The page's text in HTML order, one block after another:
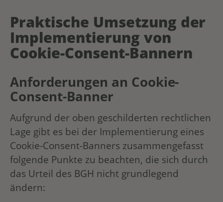
Praktische Umsetzung der
Implementierung von
Cookie-Consent-Bannern
Anforderungen an Cookie-
Consent-Banner
Aufgrund der oben geschilderten rechtlichen
Lage gibt es bei der Implementierung eines
Cookie-Consent-Banners zusammengefasst
folgende Punkte zu beachten, die sich durch
das Urteil des BGH nicht grundlegend
ändern: